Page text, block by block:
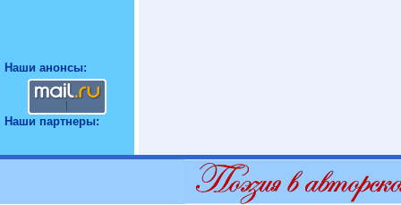
Наши анонсы:
Наши партнеры: